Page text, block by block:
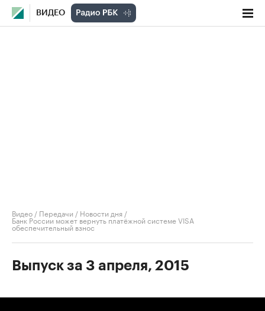
ВИДЕО
Видео / Передачи / Новости дня /
Банк России может вернуть платёжной системе VISA
обеспечительный взнос
Выпуск за 3 апреля, 2015